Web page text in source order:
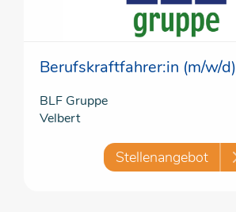
Berufskraftfahrer:in (m/w/d)
BLF Gruppe
Velbert
Stellenangebot